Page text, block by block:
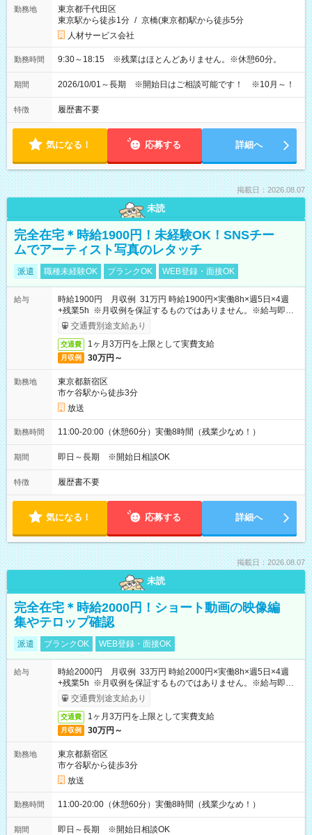
勤務地
東京都千代田区
東京駅から徒歩1分 / 京橋(東京都)駅から徒歩5分
人材サービス会社
勤務時間 9:30～18:15 ※残業はほとんどありません。※休憩60分。
期間 2026/10/01～長期 ※開始日はご相談可能です！ ※10月～！
特徴 履歴書不要
気になる！ 応募する 詳細へ
掲載日：2026.08.07
未読
完全在宅＊時給1900円！未経験OK！SNSチー
ムでアーティスト写真のレタッチ
派遣 職種未経験OK ブランクOK WEB登録・面接OK
給与
時給1900円 月収例 31万円 時給1900円×実働8h×週5日×4週
+残業5h ※月収例を保証するものではありません。※給与即受
取りサービス利用可（利用条件有）
交通費別途支給あり
交通費 1ヶ月3万円を上限として実費支給
月収例 30万円～
勤務地
東京都新宿区
市ケ谷駅から徒歩3分
放送
勤務時間 11:00-20:00（休憩60分）実働8時間（残業少なめ！）
期間 即日～長期 ※開始日相談OK
特徴 履歴書不要
気になる！ 応募する 詳細へ
掲載日：2026.08.07
未読
完全在宅＊時給2000円！ショート動画の映像編
集やテロップ確認
派遣 ブランクOK WEB登録・面接OK
給与
時給2000円 月収例 33万円 時給2000円×実働8h×週5日×4週
+残業5h ※月収例を保証するものではありません。※給与即受
取りサービス利用可（利用条件有）
交通費別途支給あり
交通費 1ヶ月3万円を上限として実費支給
月収例 30万円～
勤務地
東京都新宿区
市ケ谷駅から徒歩3分
放送
勤務時間 11:00-20:00（休憩60分）実働8時間（残業少なめ！）
期間 即日～長期 ※開始日相談OK